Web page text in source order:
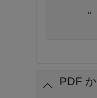
       "
PDF